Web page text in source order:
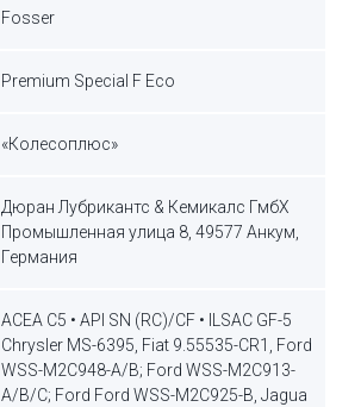
Fosser
Premium Special F Eco
«Колесоплюс»
Дюран Лубрикантс & Кемикалс ГмбХ
Промышленная улица 8, 49577 Анкум,
Германия
ACEA C5 • API SN (RC)/CF • ILSAC GF-5
Chrysler MS-6395, Fiat 9.55535-CR1, Ford
WSS-M2C948-A/B; Ford WSS-M2C913-
A/B/C; Ford Ford WSS-M2C925-B, Jagua